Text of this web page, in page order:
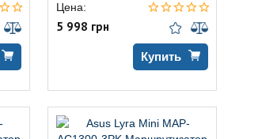
Цена:
5 998 грн
Купить